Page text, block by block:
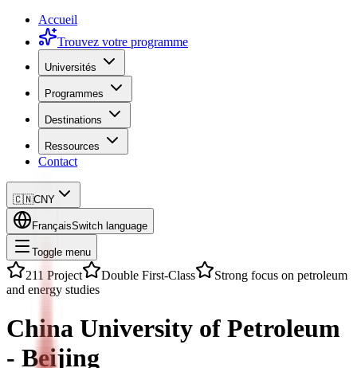
Accueil
Trouvez votre programme
Universités
Programmes
Destinations
Ressources
Contact
🇨🇳CNY
FrançaisSwitch language
Toggle menu
211 Project Double First-Class
Strong focus on petroleum
and energy studies
China University of Petroleum
- Beijing